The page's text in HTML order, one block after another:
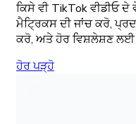
ਕਿਸੇ ਵੀ TikTok ਵੀਡੀਓ
ਮੈਟ੍ਰਿਕਸ ਦੀ ਜਾਂਚ ਕਰੋ,
ਕਰੋ, ਅਤੇ ਹੋਰ ਵਿਸ਼ਲੇਸ਼ਣ ਲਈ
ਹੋਰ ਪੜ੍ਹੋ